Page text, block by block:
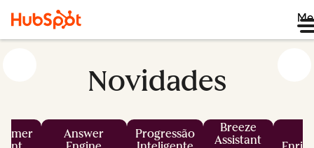
Novidades
Answer
Progressão
Breeze
Assistant